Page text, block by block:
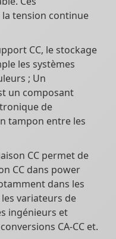
tension continue
CC, le stockage
les systèmes
; Un
un composant
de
tampon entre les
CC permet de
CC dans power
dans les
variateurs de
ingénieurs et
CA-CC et.